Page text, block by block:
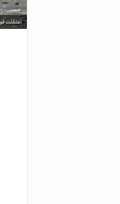
اعتقلت قوات الأمن بالقاهرة